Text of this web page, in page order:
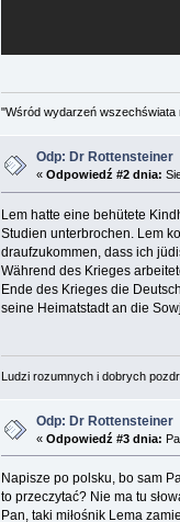
"Wśród wydarzeń wszechświata
Odp: Dr Rottensteiner
« Odpowiedź #2 dnia:
Lem hatte eine behütete
Studien unterbrochen. Lem
draufzukommen, dass ich
Während des Krieges
Ende des Krieges die
seine Heimatstadt an die
Ludzi rozumnych i dobrych
Odp: Dr Rottensteiner
« Odpowiedź #3 dnia:
Napisze po polsku, bo sam
to przeczytać? Nie ma tu
Pan, taki miłośnik Lema